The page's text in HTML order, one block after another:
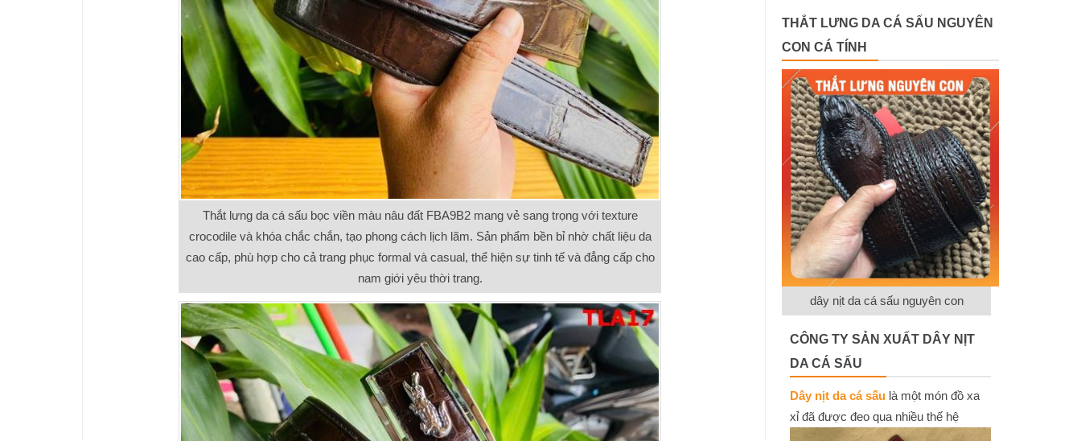
Thắt lưng da cá sấu bọc viền màu nâu đất FBA9B2 mang vẻ sang trọng với texture
crocodile và khóa chắc chắn, tạo phong cách lịch lãm. Sản phẩm bền bỉ nhờ chất liệu da
cao cấp, phù hợp cho cả trang phục formal và casual, thể hiện sự tinh tế và đẳng cấp cho
nam giới yêu thời trang.
THẮT LƯNG DA CÁ SẤU NGUYÊN
CON CÁ TÍNH
dây nịt da cá sấu nguyên con
CÔNG TY SẢN XUẤT DÂY NỊT
DA CÁ SẤU
Dây nịt da cá sấu là một món đồ xa
xỉ đã được đeo qua nhiều thế hệ